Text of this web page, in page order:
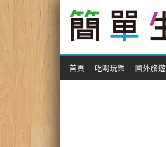
Main Menu
首頁 吃喝玩樂 國外旅遊